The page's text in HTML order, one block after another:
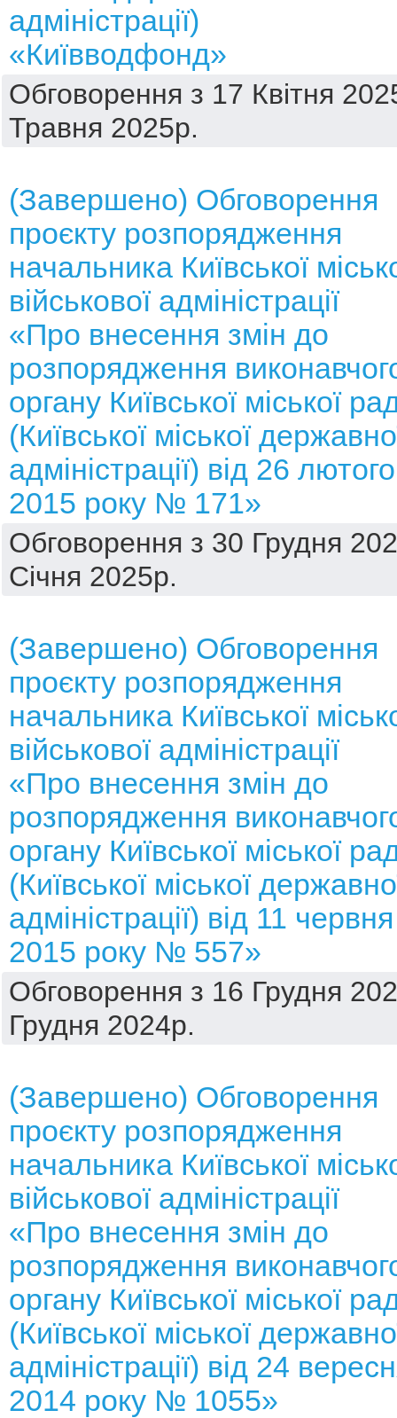
адміністрації)
«Київводфонд»
Обговорення з 17 Квітня
Травня 2025р.
(Завершено) Обговорення
проєкту розпорядження
начальника Київської
військової адміністрації
«Про внесення змін до
розпорядження
органу Київської міської
(Київської міської
адміністрації) від 26 лютого
2015 року № 171»
Обговорення з 30 Грудня
Січня 2025р.
(Завершено) Обговорення
проєкту розпорядження
начальника Київської
військової адміністрації
«Про внесення змін до
розпорядження
органу Київської міської
(Київської міської
адміністрації) від 11 червня
2015 року № 557»
Обговорення з 16 Грудня
Грудня 2024р.
(Завершено) Обговорення
проєкту розпорядження
начальника Київської
військової адміністрації
«Про внесення змін до
розпорядження
органу Київської міської
(Київської міської
адміністрації) від 24
2014 року № 1055»